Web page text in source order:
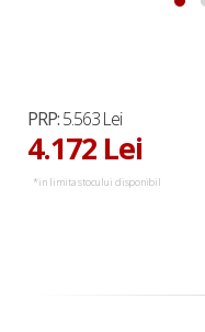
PRP:5.563 Lei
4.172 Lei
*in limita stocului disponibil